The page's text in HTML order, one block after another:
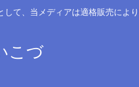
て、当メディアは適格販売によ
こづ